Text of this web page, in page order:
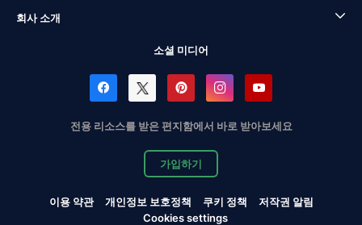
회사 소개
소셜 미디어
전용 리소스를 받은 편지함에서 바로 받아보세요
가입하기
이용 약관 개인정보 보호정책 쿠키 정책
저작권 알림
Cookies settings